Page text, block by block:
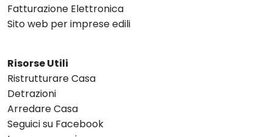
Fatturazione Elettronica
Sito web per imprese edili
Risorse Utili
Ristrutturare Casa
Detrazioni
Arredare Casa
Seguici su Facebook